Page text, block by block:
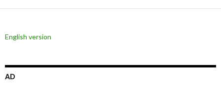
ー
ョ
English version
AD